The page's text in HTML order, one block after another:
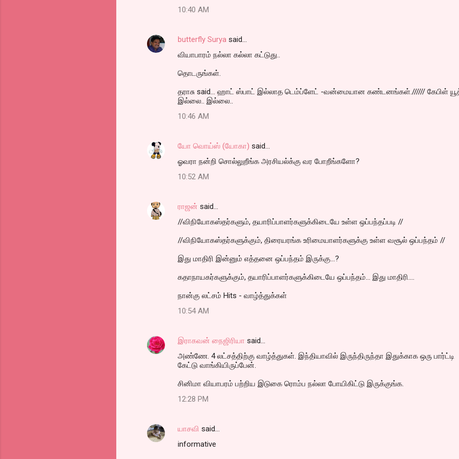
10:40 AM
butterfly Surya said…
வியாபாரம் நல்லா கல்லா கட்டுது..
தொடருங்கள்.
தராசு said... ஹாட் ஸ்பாட் இல்லாத டெம்ப்ளேட் -வன்மையான கண்டனங்கள்.////// கேபிள்
இல்லை.. இல்லை..
10:46 AM
யோ வொய்ஸ் (யோகா) said…
ஓவரா நன்றி சொல்லுறீங்க அரசியல்க்கு வர போறீங்களோ?
10:52 AM
ராஜன் said…
//விநியோகஸ்தர்களும், தயாரிப்பாளர்களுக்கிடையே உள்ள ஒப்பந்தப்படி //
//விநியோகஸ்தர்களுக்கும், திரையரங்க உரிமையாளர்களுக்கு உள்ள வசூல் ஒப்பந்தம் //
இது மாதிரி இன்னும் எத்தனை ஒப்பந்தம் இருக்கு...?
கதாநாயகர்களுக்கும், தயாரிப்பாளர்களுக்கிடையே ஒப்பந்தம்... இது மாதிரி....
நான்கு லட்சம் Hits - வாழ்த்துக்கள்
10:54 AM
இராகவன் நைஜிரியா said…
அண்ணே. 4 லட்சத்திற்கு வாழ்த்துகள். இந்தியாவில் இருந்திருந்தா இதுக்காக ஒரு பார்ட்டி
கேட்டு வாங்கியிருப்பேன்.
சினிமா வியாபரம் பற்றிய இடுகை ரொம்ப நல்லா போயிகிட்டு இருக்குங்க.
12:28 PM
யாசவி said…
informative